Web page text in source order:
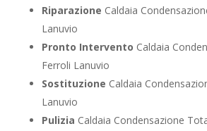
Riparazione Caldaia
Lanuvio
Pronto Intervento Caldaia
Ferroli Lanuvio
Sostituzione Caldaia
Lanuvio
Pulizia Caldaia Condensazione